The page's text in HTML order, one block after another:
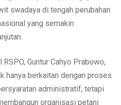
swadaya di tengah perubahan
yang semakin
Guntur Cahyo Prabowo,
hanya berkaitan dengan proses
administratif, tetapi
organisasi petani